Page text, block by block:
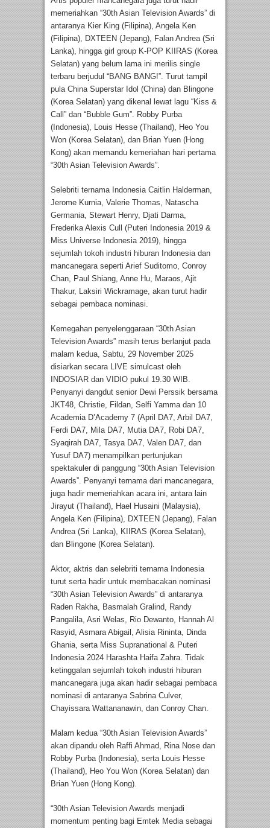
memeriahkan “30th Asian Television Awards” di
antaranya Kier King (Filipina), Angela Ken
(Filipina), DXTEEN (Jepang), Falan Andrea (Sri
Lanka), hingga girl group K-POP KIIRAS (Korea
Selatan) yang belum lama ini merilis single
terbaru berjudul “BANG BANG!”. Turut tampil
pula China Superstar Idol (China) dan Blingone
(Korea Selatan) yang dikenal lewat lagu “Kiss &
Call” dan “Bubble Gum”. Robby Purba
(Indonesia), Louis Hesse (Thailand), Heo You
Won (Korea Selatan), dan Brian Yuen (Hong
Kong) akan memandu kemeriahan hari pertama
“30th Asian Television Awards”.
Selebriti ternama Indonesia Caitlin Halderman,
Jerome Kurnia, Valerie Thomas, Natascha
Germania, Stewart Henry, Djati Darma,
Frederika Alexis Cull (Puteri Indonesia 2019 &
Miss Universe Indonesia 2019), hingga
sejumlah tokoh industri hiburan Indonesia dan
mancanegara seperti Arief Suditomo, Conroy
Chan, Paul Shiang, Anne Hu, Maraos, Ajit
Thakur, Laksiri Wickramage, akan turut hadir
sebagai pembaca nominasi.
Kemegahan penyelenggaraan “30th Asian
Television Awards” masih terus berlanjut pada
malam kedua, Sabtu, 29 November 2025
disiarkan secara LIVE simulcast oleh
INDOSIAR dan VIDIO pukul 19.30 WIB.
Penyanyi dangdut senior Dewi Perssik bersama
JKT48, Christie, Fildan, Selfi Yamma dan 10
Academia D’Academy 7 (April DA7, Arbil DA7,
Ferdi DA7, Mila DA7, Mutia DA7, Robi DA7,
Syaqirah DA7, Tasya DA7, Valen DA7, dan
Yusuf DA7) menampilkan pertunjukan
spektakuler di panggung “30th Asian Television
Awards”. Penyanyi ternama dari mancanegara,
juga hadir memeriahkan acara ini, antara lain
Jirayut (Thailand), Hael Husaini (Malaysia),
Angela Ken (Filipina), DXTEEN (Jepang), Falan
Andrea (Sri Lanka), KIIRAS (Korea Selatan),
dan Blingone (Korea Selatan).
Aktor, aktris dan selebriti ternama Indonesia
turut serta hadir untuk membacakan nominasi
“30th Asian Television Awards” di antaranya
Raden Rakha, Basmalah Gralind, Randy
Pangalila, Asri Welas, Rio Dewanto, Hannah Al
Rasyid, Asmara Abigail, Alisia Rininta, Dinda
Ghania, serta Miss Supranational & Puteri
Indonesia 2024 Harashta Haifa Zahra. Tidak
ketinggalan sejumlah tokoh industri hiburan
mancanegara juga akan hadir sebagai pembaca
nominasi di antaranya Sabrina Culver,
Chayissara Wattananawin, dan Conroy Chan.
Malam kedua “30th Asian Television Awards”
akan dipandu oleh Raffi Ahmad, Rina Nose dan
Robby Purba (Indonesia), serta Louis Hesse
(Thailand), Heo You Won (Korea Selatan) dan
Brian Yuen (Hong Kong).
“30th Asian Television Awards menjadi
momentum penting bagi Emtek Media sebagai